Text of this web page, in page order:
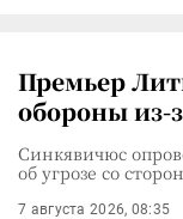
Премьер
обороны из-
Синкявичюс
об угрозе со
7 августа 2026, 08:35